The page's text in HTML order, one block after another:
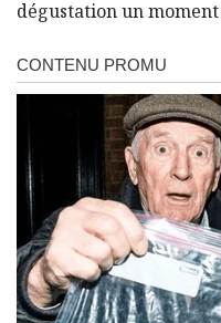
dégustation un